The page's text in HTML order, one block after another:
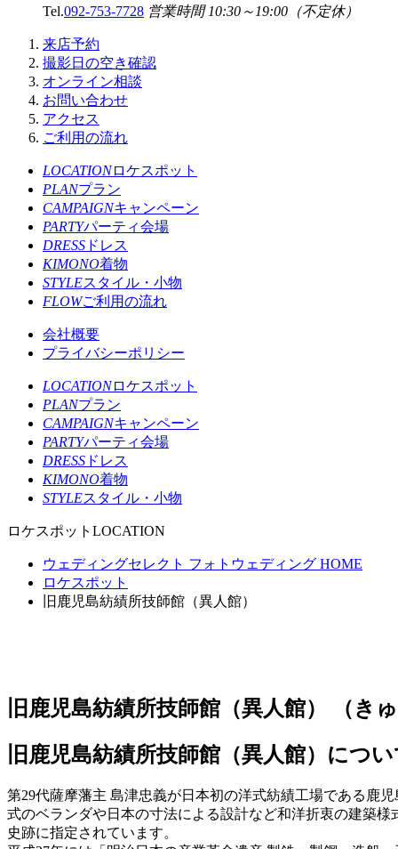
Tel.092-753-7728 営業時間 10:30～19:00（不定休）
来店予約
撮影日の空き確認
オンライン相談
お問い合わせ
アクセス
ご利用の流れ
LOCATIONロケスポット
PLANプラン
CAMPAIGNキャンペーン
PARTYパーティ会場
DRESS ドレス
KIMONO着物
STYLEスタイル・小物
FLOWご利用の流れ
会社概要
プライバシーポリシー
LOCATIONロケスポット
PLANプラン
CAMPAIGNキャンペーン
PARTYパーティ会場
DRESS ドレス
KIMONO着物
STYLEスタイル・小物
ロケスポット LOCATION
ウェディングセレクト フォトウェディング HOME
ロケスポット
旧鹿児島紡績所技師館（異人館）
旧鹿児島紡績所技師館（異人館）
（き
旧鹿児島紡績所技師館（異人館）につい
第29代薩摩藩主 島津忠義が日本初の洋式紡績工場である鹿
式のベランダや日本の寸法による設計など和洋折衷の建築
史跡に指定されています。